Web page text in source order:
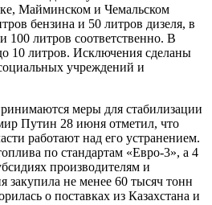
Майминском и Чемальском
бензина и 50 литров дизеля, в
литров соответственно. В
10 литров. Исключения сделаны
учреждений и
меры для стабилизации
Путин 28 июня отметил, что
работают над его устранением.
по стандартам «Евро-3», а 4
производителям и
закупила не менее 60 тысяч тонн
о поставках из Казахстана и